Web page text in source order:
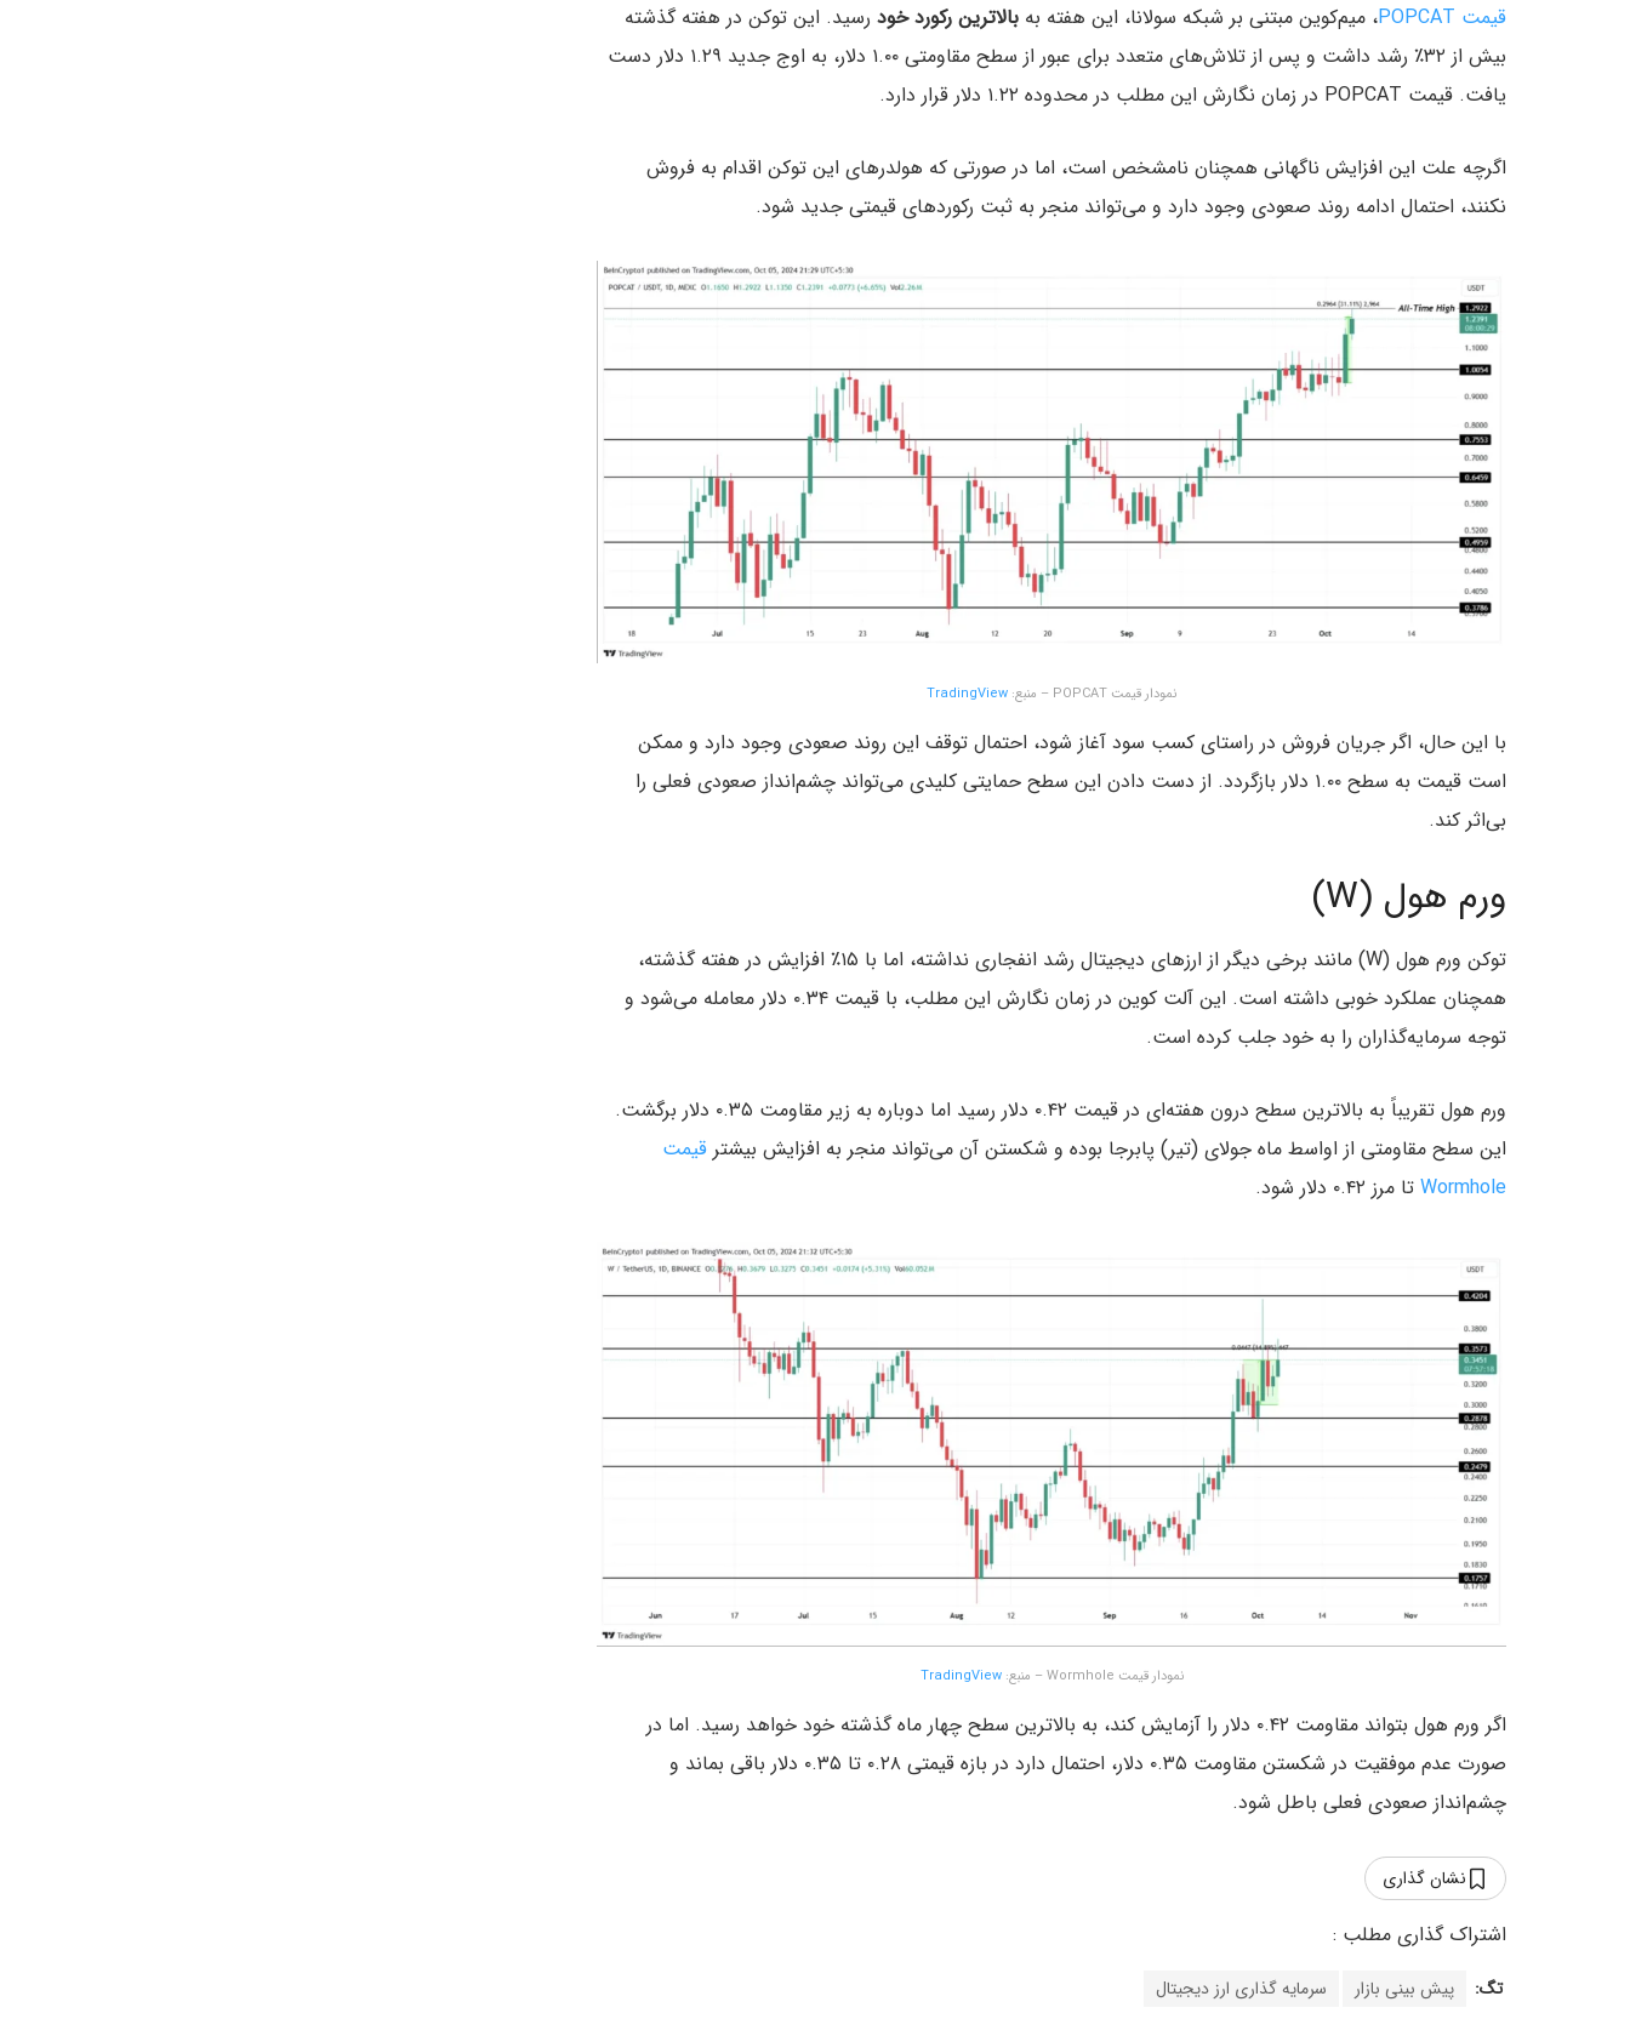
قیمت POPCAT ، میم‌کوین مبتنی بر شبکه سولانا، این هفته به بالاترین رکورد خود رسید. این توکن در هفته گذشته
بیش از ۳۲٪ رشد داشت و پس از تلاش‌های متعدد برای عبور از سطح مقاومتی ۱.۰۰ دلار، به اوج جدید ۱.۲۹ دلار دست
یافت. قیمت POPCAT در زمان نگارش این مطلب در محدوده ۱.۲۲ دلار قرار دارد.
اگرچه علت این افزایش ناگهانی همچنان نامشخص است، اما در صورتی که هولدرهای این توکن اقدام به فروش
نکنند، احتمال ادامه روند صعودی وجود دارد و می‌تواند منجر به ثبت رکوردهای قیمتی جدید شود.
نمودار قیمت POPCAT – منبع: TradingView
با این حال، اگر جریان فروش در راستای کسب سود آغاز شود، احتمال توقف این روند صعودی وجود دارد و ممکن
است قیمت به سطح ۱.۰۰ دلار بازگردد. از دست دادن این سطح حمایتی کلیدی می‌تواند چشم‌انداز صعودی فعلی را
بی‌اثر کند.
ورم‌ هول (W)
توکن ورم هول (W) مانند برخی دیگر از ارزهای دیجیتال رشد انفجاری نداشته، اما با ۱۵٪ افزایش در هفته گذشته،
همچنان عملکرد خوبی داشته است. این آلت‌ کوین در زمان نگارش این مطلب، با قیمت ۰.۳۴ دلار معامله می‌شود و
توجه سرمایه‌گذاران را به خود جلب کرده است.
ورم هول تقریباً به بالاترین سطح درون هفته‌ای در قیمت ۰.۴۲ دلار رسید اما دوباره به زیر مقاومت ۰.۳۵ دلار برگشت.
این سطح مقاومتی از اواسط ماه جولای (تیر) پابرجا بوده و شکستن آن می‌تواند منجر به افزایش بیشتر قیمت
Wormhole تا مرز ۰.۴۲ دلار شود.
نمودار قیمت Wormhole – منبع: TradingView
اگر ورم هول بتواند مقاومت ۰.۴۲ دلار را آزمایش کند، به بالاترین سطح چهار ماه گذشته خود خواهد رسید. اما در
صورت عدم موفقیت در شکستن مقاومت ۰.۳۵ دلار، احتمال دارد در بازه قیمتی ۰.۲۸ تا ۰.۳۵ دلار باقی بماند و
چشم‌انداز صعودی فعلی باطل شود.
نشان گذاری
تگ: پیش بینی بازار سرمایه گذاری ارز دیجیتال